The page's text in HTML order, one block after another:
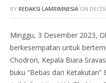
BY REDAKSI LAMRIMNESIA ON
Minggu, 3 Desember 2023,
berkesempatan untuk
Chodron, Kepala Biara
buku “Bebas dari Ketakutan”